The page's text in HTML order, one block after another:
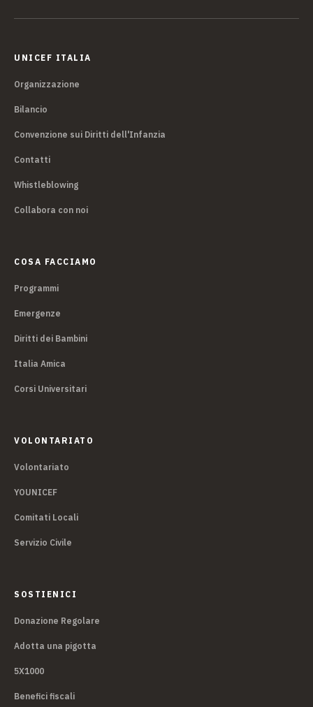
UNICEF ITALIA
Organizzazione
Bilancio
Convenzione sui Diritti dell'Infanzia
Contatti
Whistleblowing
Collabora con noi
COSA FACCIAMO
Programmi
Emergenze
Diritti dei Bambini
Italia Amica
Corsi Universitari
VOLONTARIATO
Volontariato
YOUNICEF
Comitati Locali
Servizio Civile
SOSTIENICI
Donazione Regolare
Adotta una pigotta
5X1000
Benefici fiscali